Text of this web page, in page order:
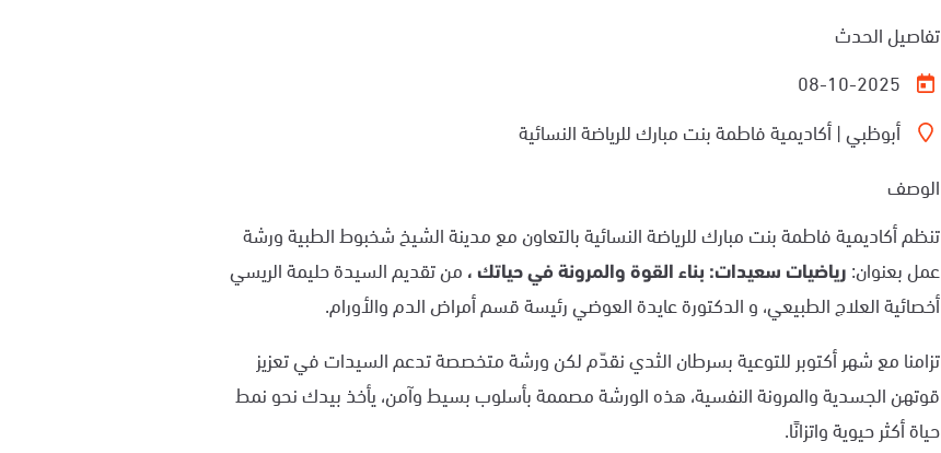
تفاصيل الحدث
08-10-2025
أبوظبي | أكاديمية فاطمة بنت مبارك للرياضة النسائية
الوصف
تنظم أكاديمية فاطمة بنت مبارك للرياضة النسائية بالتعاون مع مدينة الشيخ شخبوط الطبية ورشة
عمل بعنوان:رياضيات سعيدات: بناء القوة والمرونة في حياتك،من تقديم السيدة حليمة الريسي
أخصائية العلاج الطبيعي، و الدكتورة عايدة العوضي رئيسة قسم أمراض الدم والأورام.
تزامنا مع شهر أكتوبر للتوعية بسرطان الثدي نقدّم لكن ورشة متخصصة تدعم السيدات في تعزيز
قوتهن الجسدية والمرونة النفسية، هذه الورشة مصممة بأسلوب بسيط وآمن، يأخذ بيدك نحو نمط
حياة أكثر حيوية واتزانًا.